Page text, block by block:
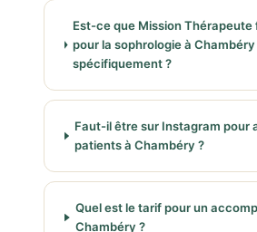
Est-ce que Mission
pour la sophrologie à Chambéry
spécifiquement ?
Faut-il être sur Instagram pour
patients à Chambéry ?
Quel est le tarif pour un
Chambéry ?